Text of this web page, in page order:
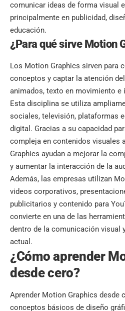
comunicar ideas de forma visual
principalmente en publicidad,
educación.
¿Para qué sirve Motion
Los Motion Graphics sirven para
conceptos y captar la atención
animados, texto en movimiento e
Esta disciplina se utiliza
sociales, televisión, plataformas
digital. Gracias a su capacidad
compleja en contenidos visuales
Graphics ayudan a mejorar la
y aumentar la interacción de la
Además, las empresas utilizan
videos corporativos,
publicitarios y contenido para
convierte en una de las
dentro de la comunicación visual
actual.
¿Cómo aprender
desde cero?
Aprender Motion Graphics desde
conceptos básicos de diseño